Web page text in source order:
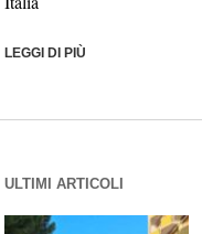
LEGGI DI PIÙ
ULTIMI ARTICOLI